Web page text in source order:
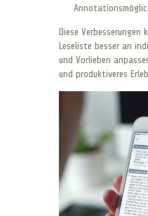
Diese Verbesserungen
Leseliste besser an
und Vorlieben
und produktiveres